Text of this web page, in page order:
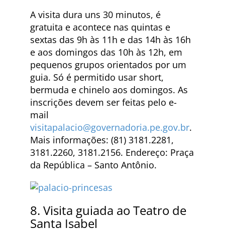
A visita dura uns 30 minutos, é
gratuita e acontece nas quintas e
sextas das 9h às 11h e das 14h às 16h
e aos domingos das 10h às 12h, em
pequenos grupos orientados por um
guia. Só é permitido usar short,
bermuda e chinelo aos domingos. As
inscrições devem ser feitas pelo e-
mail
visitapalacio@governadoria.pe.gov.br.
Mais informações: (81) 3181.2281,
3181.2260, 3181.2156. Endereço: Praça
da República – Santo Antônio.
8. Visita guiada ao Teatro de
Santa Isabel